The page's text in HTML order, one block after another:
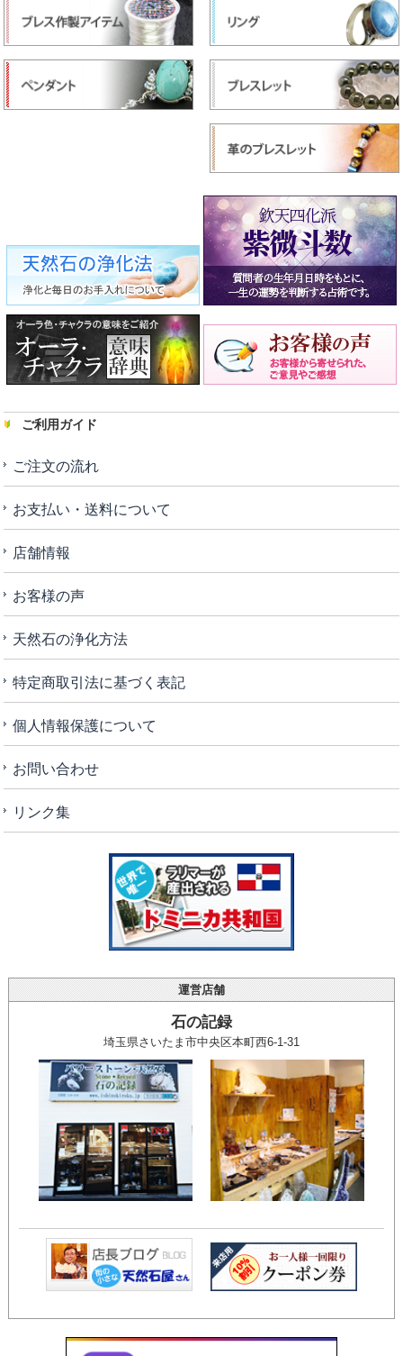
ご利用ガイド
ご注文の流れ
お支払い・送料について
店舗情報
お客様の声
天然石の浄化方法
特定商取引法に基づく表記
個人情報保護について
お問い合わせ
リンク集
運営店舗
石の記録
埼玉県さいたま市中央区本町西6-1-31